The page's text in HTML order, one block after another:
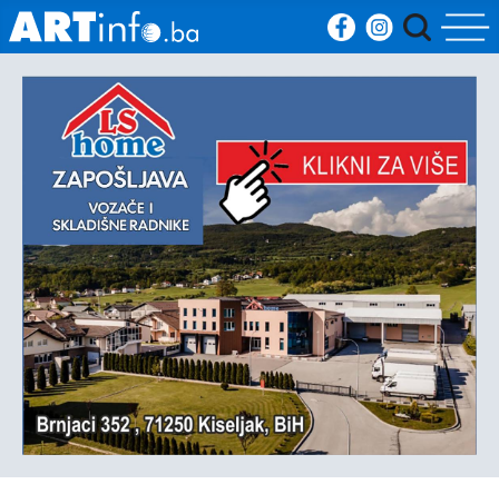
Početna
Vijesti
Sport
Kultura
Crna
kronika
Politika